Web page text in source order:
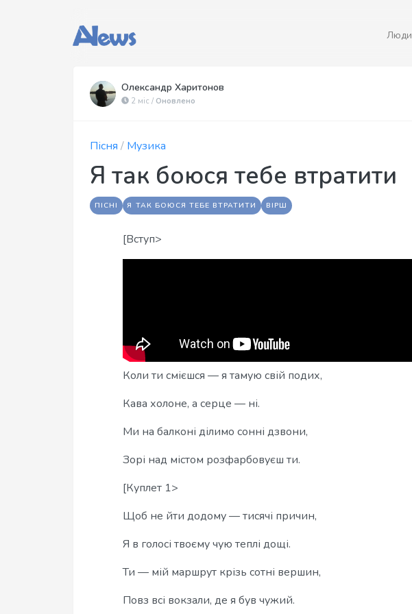
Люди
Олександр Харитонов
2 міс / Оновлено
Пісня / Музика
Я так боюся тебе втратити
ПІСНІ Я ТАК БОЮСЯ ТЕБЕ ВТРАТИТИ ВІРШ
[Вступ>
Коли ти смієшся — я тамую свій подих,
Кава холоне, а серце — ні.
Ми на балконі ділимо сонні дзвони,
Зорі над містом розфарбовуєш ти.
[Куплет 1>
Щоб не йти додому — тисячі причин,
Я в голосі твоєму чую теплі дощі.
Ти — мій маршрут крізь сотні вершин,
Повз всі вокзали, де я був чужий.